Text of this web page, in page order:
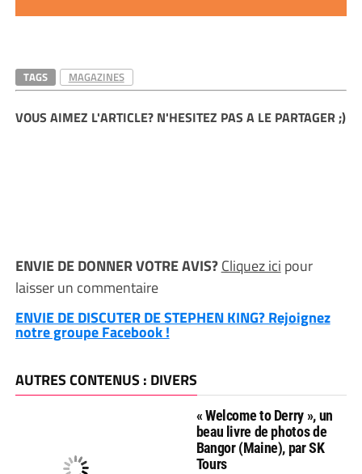
TAGS MAGAZINES
VOUS AIMEZ L'ARTICLE? N'HESITEZ PAS A LE PARTAGER ;)
ENVIE DE DONNER VOTRE AVIS?Cliquez ici pour
laisser un commentaire
ENVIE DE DISCUTER DE STEPHEN KING? Rejoignez
notre groupe Facebook !
AUTRES CONTENUS : DIVERS
« Welcome to Derry », un
beau livre de photos de
Bangor (Maine), par SK
Tours